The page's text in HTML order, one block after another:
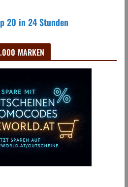
20 in 24 Stunden
MARKEN